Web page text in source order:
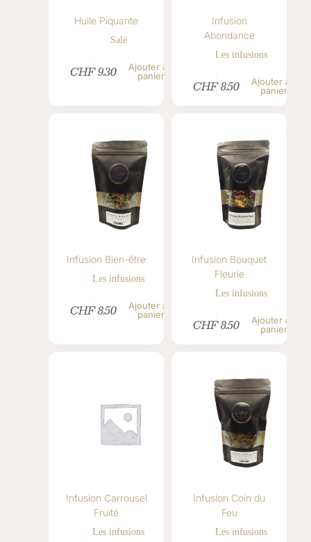
Huile Piquante
Salé
CHF9.30
Ajouter au
panier
Infusion
Abondance
Les infusions
CHF8.50
Ajouter au
panier
Infusion Bien-être
Les infusions
CHF8.50
Ajouter au
panier
Infusion Bouquet
Fleurie
Les infusions
CHF8.50
Ajouter au
panier
Infusion Carrousel
Fruité
Les infusions
Infusion Coin du
Feu
Les infusions